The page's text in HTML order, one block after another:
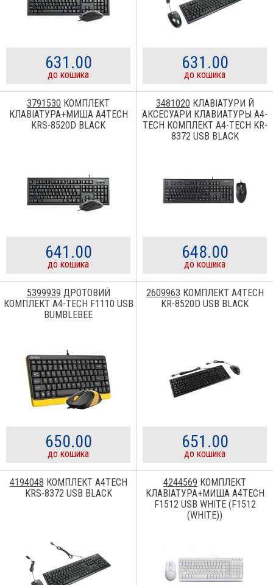
631.00
до кошика
631.00
до кошика
3791530 КОМПЛЕКТ
КЛАВІАТУРА+МИША A4TECH
KRS-8520D BLACK
641.00
до кошика
3481020 КЛАВІАТУРИ Й
АКСЕСУАРИ КЛАВИАТУРЫ A4-
TECH КОМПЛЕКТ A4-TECH KR-
8372 USB BLACK
648.00
до кошика
5399939 ДРОТОВИЙ
КОМПЛЕКТ A4-TECH F1110 USB
BUMBLEBEE
650.00
до кошика
2609963 КОМПЛЕКТ A4TECH
KR-8520D USB BLACK
651.00
до кошика
4194048 КОМПЛЕКТ A4TECH
KRS-8372 USB BLACK
4244569 КОМПЛЕКТ
КЛАВІАТУРА+МИША A4TECH
F1512 USB WHITE (F1512
(WHITE))